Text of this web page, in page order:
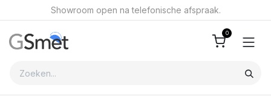
Overslaan naar inhoudShowroom open na telefonische afspraak.
0